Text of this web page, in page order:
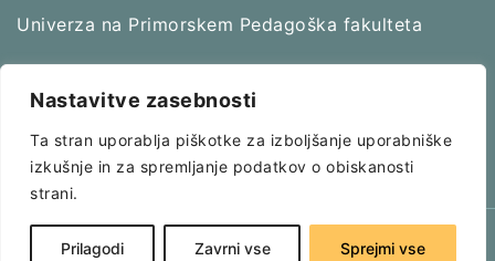
Nastavitve zasebnosti
Ta stran uporablja piškotke za izboljšanje uporabniške
izkušnje in za spremljanje podatkov o obiskanosti
strani.
Prilagodi Zavrni vse Sprejmi vse
Univerza na Primorskem Pedagoška fakulteta
EUKI
© 2026 Učilnica za življenje | Politika zasebnosti